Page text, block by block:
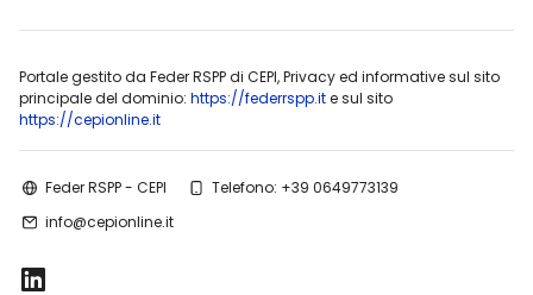
Portale gestito da Feder RSPP di CEPI, Privacy ed informative sul sito
principale del dominio: https://federrspp.ite sul sito
https://cepionline.it
Feder RSPP - CEPI
Telefono: +39 0649773139
info@cepionline.it